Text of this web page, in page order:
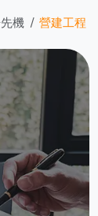
機
營建工程